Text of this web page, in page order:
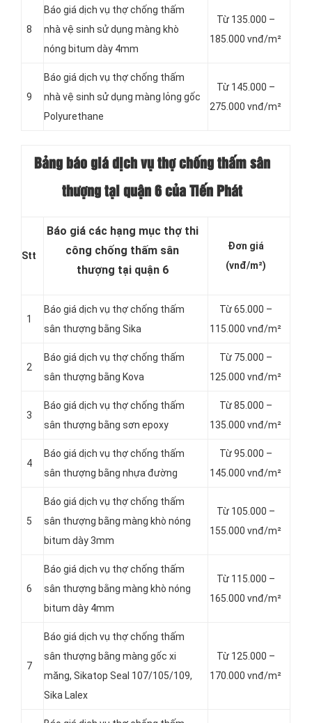
8
Báo giá dịch vụ thợ chống thấm
nhà vệ sinh sử dụng màng khò
nóng bitum dày 4mm
Từ 135.000 –
185.000 vnđ/m²
9
Báo giá dịch vụ thợ chống thấm
nhà vệ sinh sử dụng màng lỏng gốc
Polyurethane
Từ 145.000 –
275.000 vnđ/m²
Bảng báo giá dịch vụ thợ chống thấm sân
thượng tại quận 6 của Tiến Phát
Stt
Báo giá các hạng mục thợ thi
công chống thấm sân
thượng tại quận 6
Đơn giá
(vnđ/m²)
1
Báo giá dịch vụ thợ chống thấm
sân thượng bằng Sika
Từ 65.000 –
115.000 vnđ/m²
2
Báo giá dịch vụ thợ chống thấm
sân thượng bằng Kova
Từ 75.000 –
125.000 vnđ/m²
3
Báo giá dịch vụ thợ chống thấm
sân thượng bằng sơn epoxy
Từ 85.000 –
135.000 vnđ/m²
4
Báo giá dịch vụ thợ chống thấm
sân thượng bằng nhựa đường
Từ 95.000 –
145.000 vnđ/m²
5
Báo giá dịch vụ thợ chống thấm
sân thượng bằng màng khò nóng
bitum dày 3mm
Từ 105.000 –
155.000 vnđ/m²
6
Báo giá dịch vụ thợ chống thấm
sân thượng bằng màng khò nóng
bitum dày 4mm
Từ 115.000 –
165.000 vnđ/m²
7
Báo giá dịch vụ thợ chống thấm
sân thượng bằng màng gốc xi
măng, Sikatop Seal 107/105/109,
Sika Lalex
Từ 125.000 –
170.000 vnđ/m²